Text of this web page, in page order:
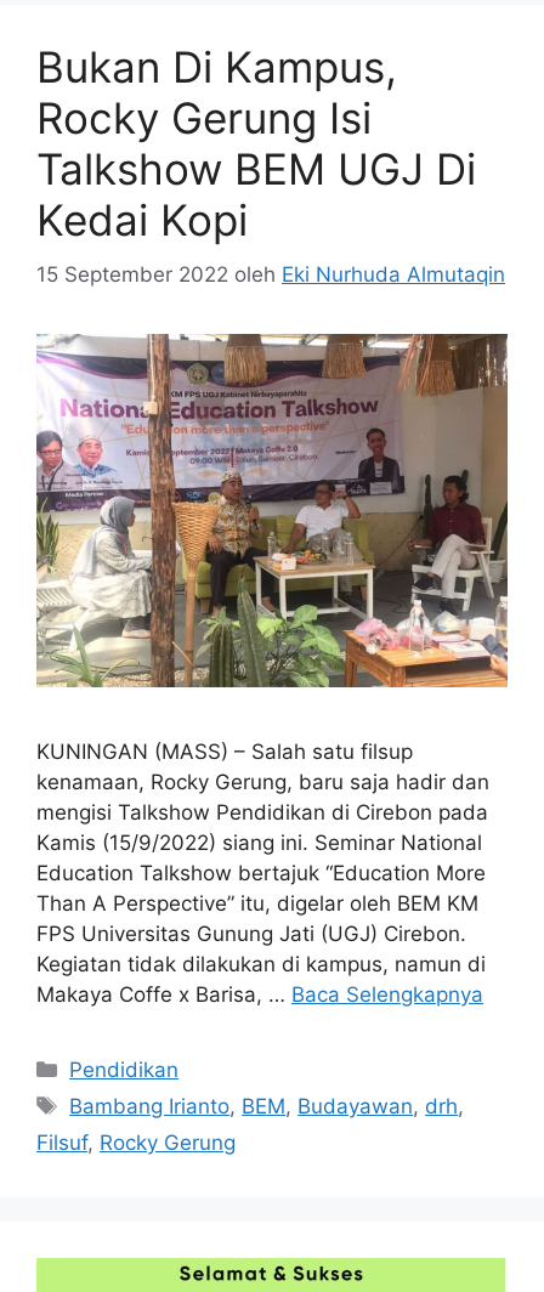
Bukan Di Kampus,
Rocky Gerung Isi
Talkshow BEM UGJ Di
Kedai Kopi
15 September 2022 oleh Eki Nurhuda Almutaqin
KUNINGAN (MASS) – Salah satu filsup
kenamaan, Rocky Gerung, baru saja hadir dan
mengisi Talkshow Pendidikan di Cirebon pada
Kamis (15/9/2022) siang ini. Seminar National
Education Talkshow bertajuk “Education More
Than A Perspective” itu, digelar oleh BEM KM
FPS Universitas Gunung Jati (UGJ) Cirebon.
Kegiatan tidak dilakukan di kampus, namun di
Makaya Coffe x Barisa, … Baca Selengkapnya
Kategori
Pendidikan
Tag
Bambang Irianto, BEM, Budayawan, drh,
Filsuf, Rocky Gerung